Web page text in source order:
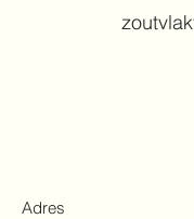
Adres